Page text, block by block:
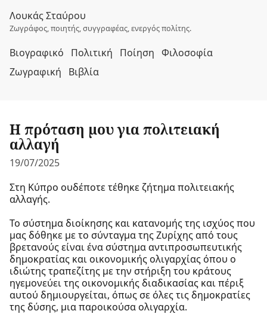
Λουκάς Σταύρου
Ζωγράφος, ποιητής, συγγραφέας, ενεργός πολίτης.
Βιογραφικό Πολιτική Ποίηση Φιλοσοφία
Ζωγραφική
Βιβλία
Η πρόταση μου για πολιτειακή
αλλαγή
19/07/2025
Στη Κύπρο ουδέποτε τέθηκε ζήτημα πολιτειακής
αλλαγής.
Το σύστημα διοίκησης και κατανομής της ισχύος που
μας δόθηκε με το σύνταγμα της Ζυρίχης από τους
βρετανούς είναι ένα σύστημα αντιπροσωπευτικής
δημοκρατίας και οικονομικής ολιγαρχίας όπου ο
ιδιώτης τραπεζίτης με την στήριξη του κράτους
ηγεμονεύει της οικονομικής διαδικασίας και πέριξ
αυτού δημιουργείται, όπως σε όλες τις δημοκρατίες
της δύσης, μια παροικούσα ολιγαρχία.